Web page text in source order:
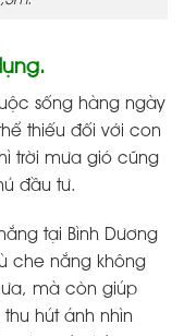
sống hàng ngày
thiếu đối với con
trời mưa gió cũng
đầu tư.
tại Bình Dương
che nắng không
mà còn giúp
hút ánh nhìn